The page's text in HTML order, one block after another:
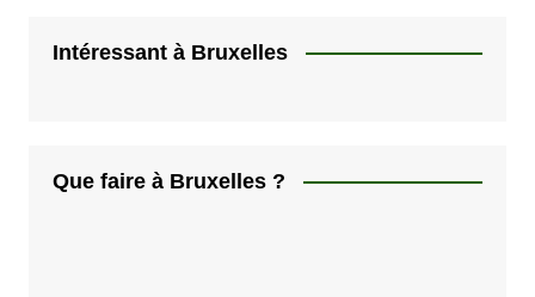
Intéressant à Bruxelles
Que faire à Bruxelles ?